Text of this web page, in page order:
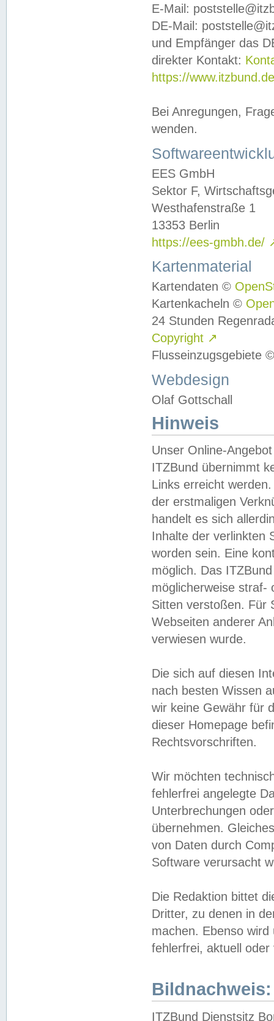
E-Mail:
DE-Mail:
und Empfänger das
direkter Kontakt:
https://
Bei Anregungen,
wenden.
EES GmbH
Sektor F,
Westhafenstraße 1
13353 Berlin
https://ees-gmbh.de/
Kartenmaterial
Kartendaten ©
Kartenkacheln ©
24 Stunden
Copyright ↗
Flusseinzugsgebiete
Webdesign
Olaf Gottschall
Hinweis
Unser Online-
ITZBund übernimmt
Links erreicht
der erstmaligen
handelt es sich
Inhalte der verlinkten
worden sein. Eine
möglich. Das
möglicherweise straf-
Sitten verstoßen. Für
Webseiten anderer
verwiesen wurde.
Die sich auf diesen
nach besten Wissen
wir keine Gewähr für
dieser Homepage
Rechtsvorschriften.
Wir möchten
fehlerfrei angelegte
Unterbrechungen
übernehmen.
von Daten durch
Software verursacht
Die Redaktion bittet
Dritter, zu denen in
machen. Ebenso
fehlerfrei, aktuell oder
Bildnachweis:
ITZBund Dienstsitz